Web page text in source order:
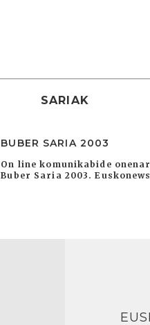
SARIAK
BUBER SARIA 2003
On line komunikabide
Buber Saria 2003. Euskonews